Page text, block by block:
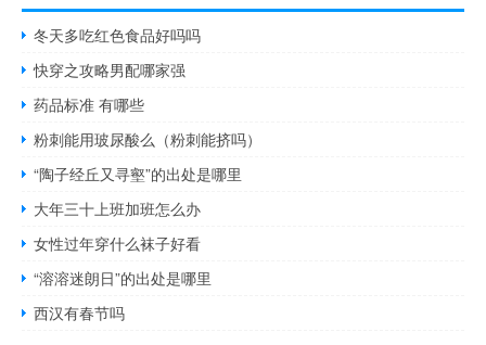
冬天多吃红色食品好吗吗
快穿之攻略男配哪家强
药品标准 有哪些
粉刺能用玻尿酸么（粉刺能挤吗）
“陶子经丘又寻壑”的出处是哪里
大年三十上班加班怎么办
女性过年穿什么袜子好看
“溶溶迷朗日”的出处是哪里
西汉有春节吗